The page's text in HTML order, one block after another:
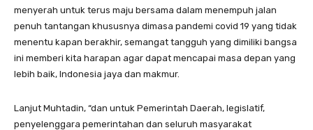
menyerah untuk terus maju bersama dalam menempuh jalan
penuh tantangan khususnya dimasa pandemi covid 19 yang tidak
menentu kapan berakhir, semangat tangguh yang dimiliki bangsa
ini memberi kita harapan agar dapat mencapai masa depan yang
lebih baik, Indonesia jaya dan makmur.
Lanjut Muhtadin, “dan untuk Pemerintah Daerah, legislatif,
penyelenggara pemerintahan dan seluruh masyarakat